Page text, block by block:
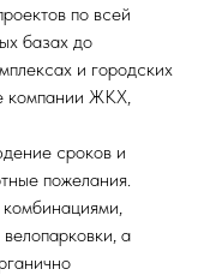
по всей
базах до
и городских
компании ЖКХ,
сроков и
пожелания.
а